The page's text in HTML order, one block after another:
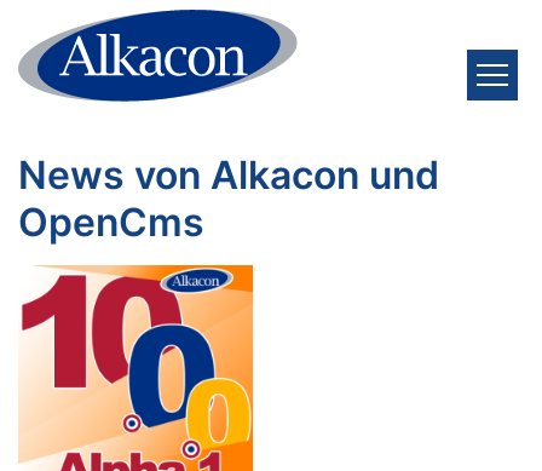
Zum Inhalt springen
News von Alkacon und
OpenCms